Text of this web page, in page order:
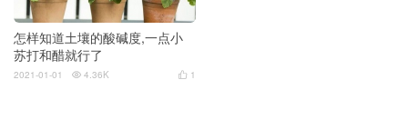
怎样知道土壤的酸碱度,一点小
苏打和醋就行了
 1
2021-01-01  4.36K